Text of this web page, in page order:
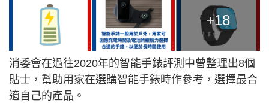
+18
消委會在過往2020年的智能手錶評測中曾整理出8個
貼士，幫助用家在選購智能手錶時作參考，選擇最合
適自己的產品。